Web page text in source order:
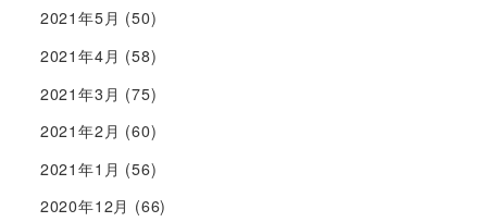
2021年5月 (50)
2021年4月 (58)
2021年3月 (75)
2021年2月 (60)
2021年1月 (56)
2020年12月 (66)